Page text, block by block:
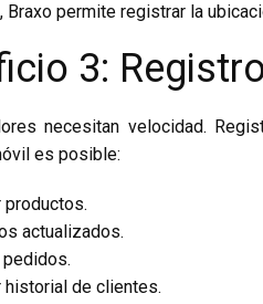
Braxo permite registrar la
3:
necesitan velocidad.
es posible:
productos.
actualizados.
historial de clientes.